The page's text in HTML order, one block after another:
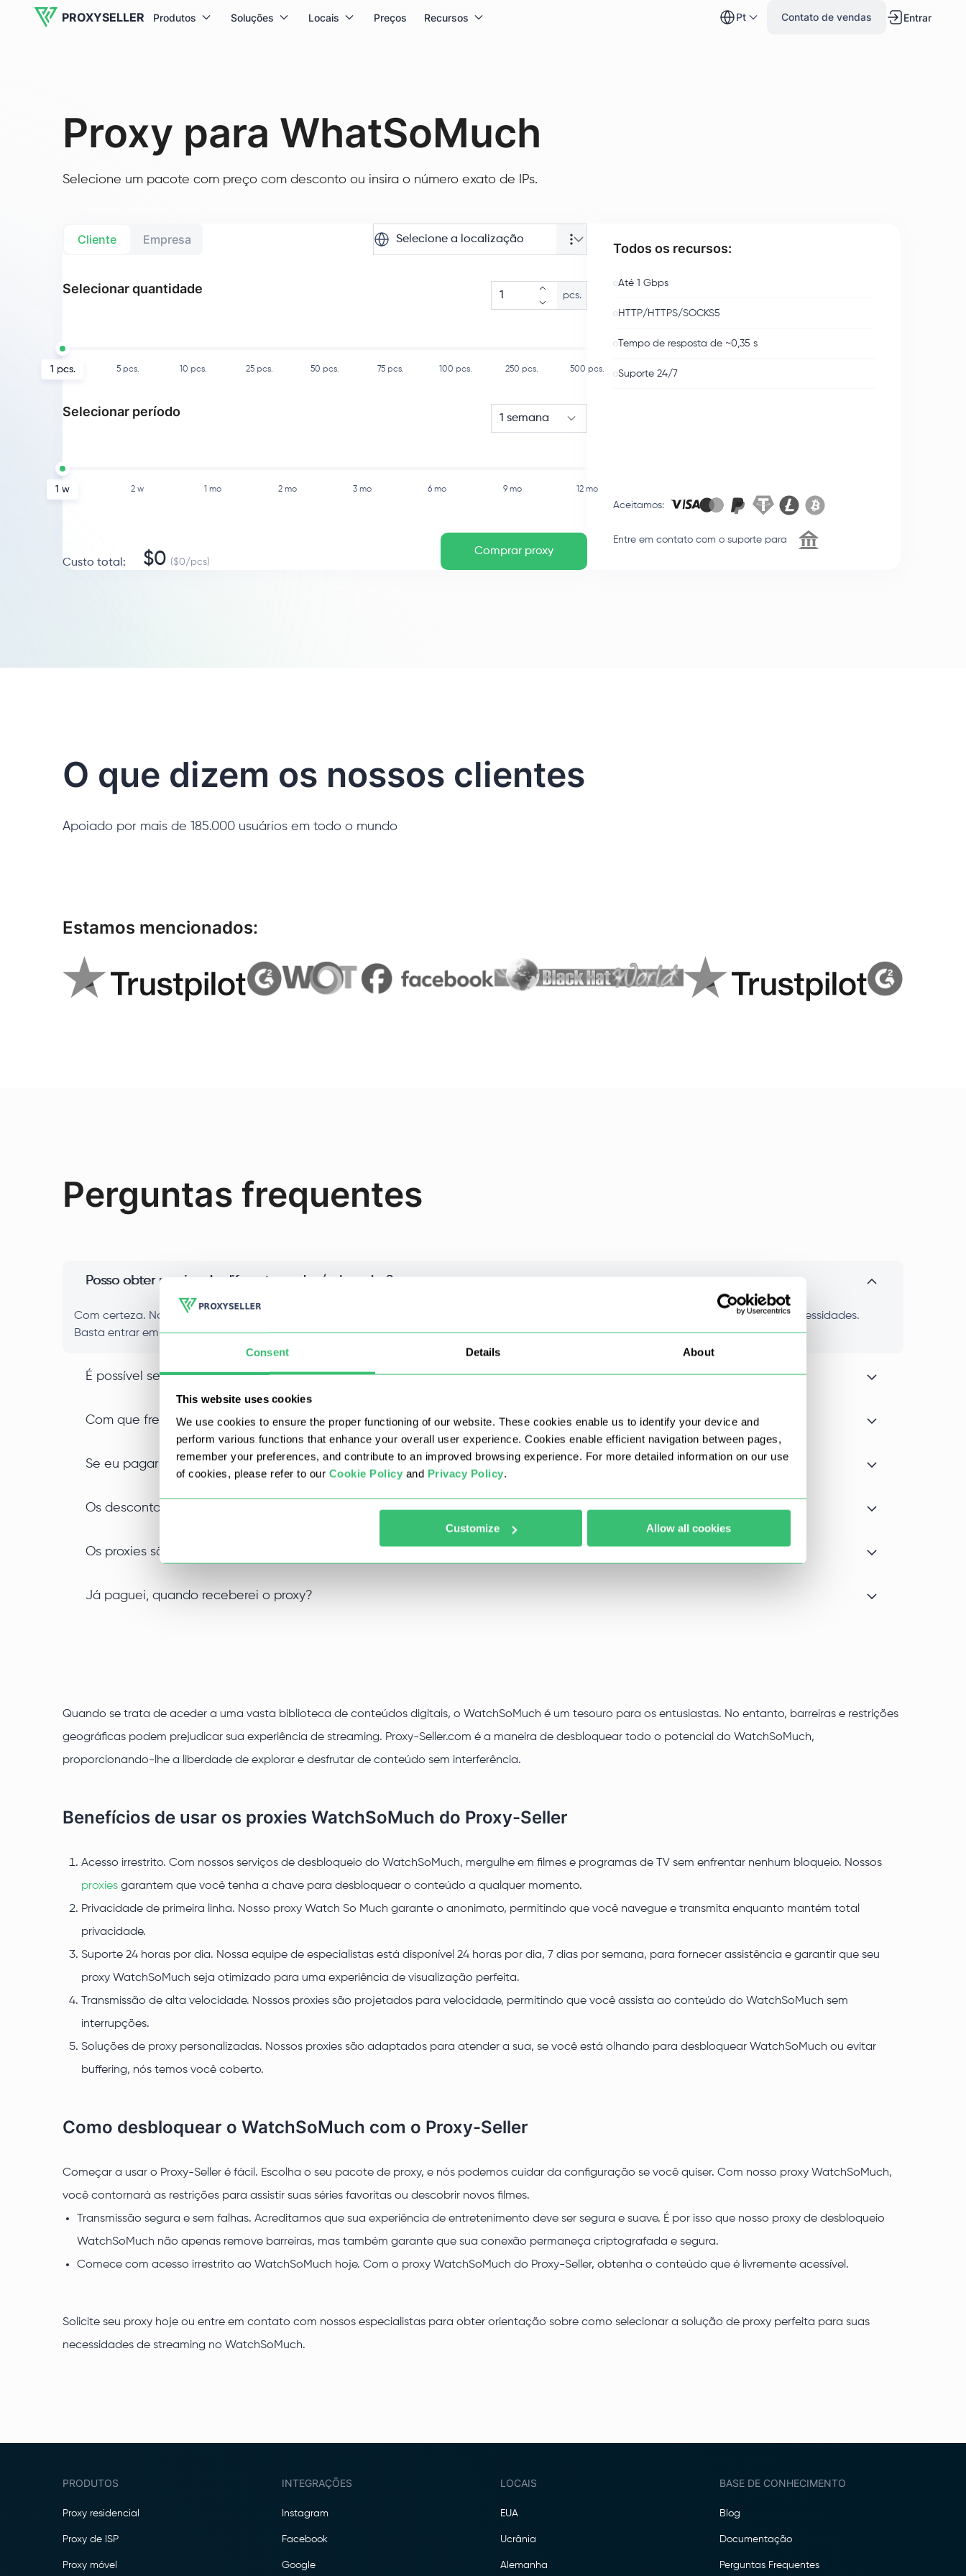
Consent Details About
This website uses cookies
We use cookies to ensure the proper functioning of our website. These cookies enable us to identify your device and
perform various functions that enhance your overall user experience. Cookies enable efficient navigation between pages,
remember your preferences, and contribute to an improved browsing experience. For more detailed information on our use
of cookies, please refer to our Cookie Policy and Privacy Policy.
Customize Allow all cookies
PROXYSELLER Produtos Soluções Locais Preços Recursos pt Contato de vendas Entrar
Proxy para WhatSoMuch
Selecione um pacote com preço com desconto ou insira o número exato de IPs.
Cliente Empresa Selecione a localização
Selecionar quantidade pcs.
1 pcs. 5 pcs. 10 pcs. 25 pcs. 50 pcs. 75 pcs. 100 pcs. 250 pcs. 500 pcs.
Selecionar período 1 semana
1 w 2 w 1 mo 2 mo 3 mo 6 mo 9 mo 12 mo
Custo total : $0 ($0/pcs)
Comprar proxy
Todos os recursos:
Até 1 Gbps
HTTP/HTTPS/SOCKS5
Tempo de resposta de ~0,35 s
Suporte 24/7
Aceitamos:
Entre em contato com o suporte para
O que dizem os nossos clientes
Apoiado por mais de 185.000 usuários em todo o mundo
Estamos mencionados:
Perguntas frequentes
Posso obter proxies de diferentes redes/sub-redes?
Com certeza. Nossos proxies vêm de uma variedade de sub-redes e teremos prazer em substituir qualquer um que não atenda às suas necessidades.
Basta entrar em contato com nosso consultor e providenciaremos a substituição.
É possível selecionar proxies por cidade e/ou região (estado)?
Com que frequência você atualiza os seus proxies?
Se eu pagar por procurações por vários meses, posso trocá-las?
Os descontos por períodos de uso mais longos e os números de proxies são somados?
Os proxies são vendidos individualmente?
Já paguei, quando receberei o proxy?
Quando se trata de aceder a uma vasta biblioteca de conteúdos digitais, o WatchSoMuch é um tesouro para os entusiastas. No entanto, barreiras e restrições
geográficas podem prejudicar sua experiência de streaming. Proxy-Seller.com é a maneira de desbloquear todo o potencial do WatchSoMuch,
proporcionando-lhe a liberdade de explorar e desfrutar de conteúdo sem interferência.
Benefícios de usar os proxies WatchSoMuch do Proxy-Seller
Acesso irrestrito. Com nossos serviços de desbloqueio do WatchSoMuch, mergulhe em filmes e programas de TV sem enfrentar nenhum bloqueio. Nossos
proxies garantem que você tenha a chave para desbloquear o conteúdo a qualquer momento.
Privacidade de primeira linha. Nosso proxy Watch So Much garante o anonimato, permitindo que você navegue e transmita enquanto mantém total
privacidade.
Suporte 24 horas por dia. Nossa equipe de especialistas está disponível 24 horas por dia, 7 dias por semana, para fornecer assistência e garantir que seu
proxy WatchSoMuch seja otimizado para uma experiência de visualização perfeita.
Transmissão de alta velocidade. Nossos proxies são projetados para velocidade, permitindo que você assista ao conteúdo do WatchSoMuch sem
interrupções.
Soluções de proxy personalizadas. Nossos proxies são adaptados para atender a sua, se você está olhando para desbloquear WatchSoMuch ou evitar
buffering, nós temos você coberto.
Como desbloquear o WatchSoMuch com o Proxy-Seller
Começar a usar o Proxy-Seller é fácil. Escolha o seu pacote de proxy, e nós podemos cuidar da configuração se você quiser. Com nosso proxy WatchSoMuch,
você contornará as restrições para assistir suas séries favoritas ou descobrir novos filmes.
Transmissão segura e sem falhas. Acreditamos que sua experiência de entretenimento deve ser segura e suave. É por isso que nosso proxy de desbloqueio
WatchSoMuch não apenas remove barreiras, mas também garante que sua conexão permaneça criptografada e segura.
Comece com acesso irrestrito ao WatchSoMuch hoje. Com o proxy WatchSoMuch do Proxy-Seller, obtenha o conteúdo que é livremente acessível.
Solicite seu proxy hoje ou entre em contato com nossos especialistas para obter orientação sobre como selecionar a solução de proxy perfeita para suas
necessidades de streaming no WatchSoMuch.
PRODUTOS
Proxy residencial
Proxy de ISP
Proxy móvel
INTEGRAÇÕES
Instagram
Facebook
Google
LOCAIS
EUA
Ucrânia
Alemanha
BASE DE CONHECIMENTO
Blog
Documentação
Perguntas Frequentes